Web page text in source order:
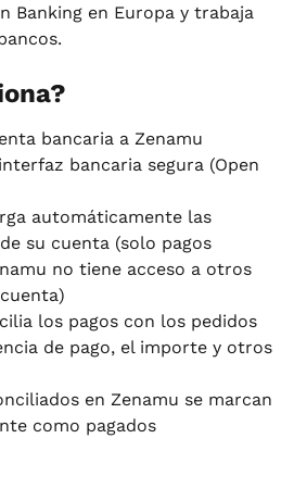
Banking en Europa y trabaja
bancaria a Zenamu
bancaria segura (Open
automáticamente las
su cuenta (solo pagos
no tiene acceso a otros
los pagos con los pedidos
de pago, el importe y otros
en Zenamu se marcan
como pagados